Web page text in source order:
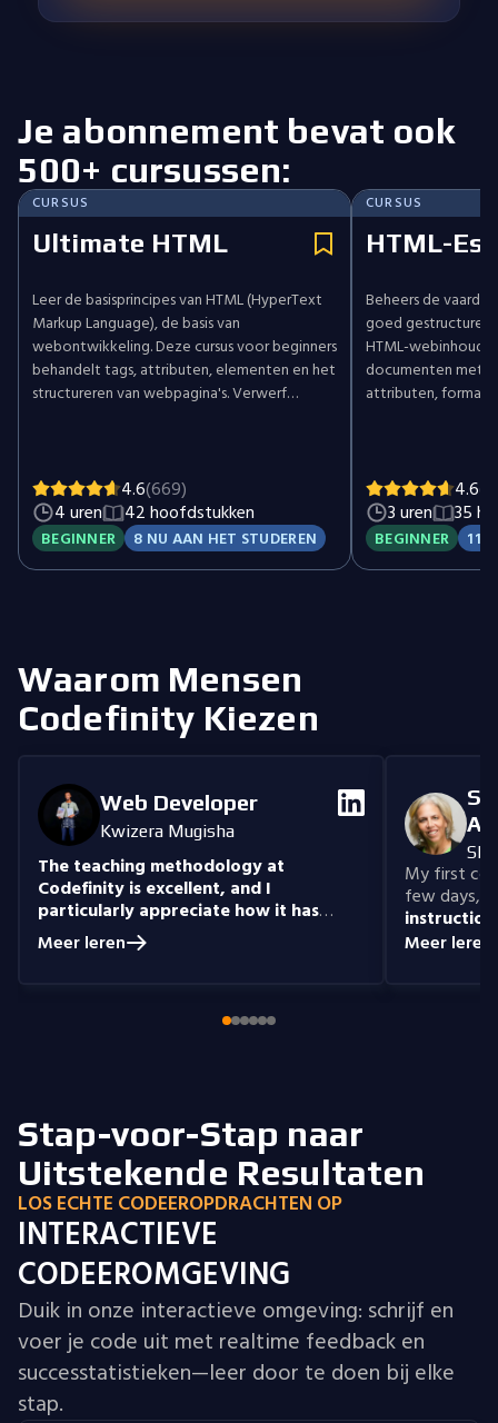
Je abonnement bevat ook
500+ cursussen:
CURSUS
Ultimate HTML
Leer de basisprincipes van HTML (HyperText
Markup Language), de basis van
webontwikkeling. Deze cursus voor beginners
behandelt tags, attributen, elementen en het
structureren van webpagina's. Verwerf
practices, optimalisatie en
webtoegankelijkheid. Begin je
webontwikkelingsreis met HTML.
4.6(669)
4 uren
42 hoofdstukken
BEGINNER 8 NU AAN HET STUDEREN
CURSUS
HTML-
Beheers de
goed
HTML-webinhoud
documenten met
attributen,
semantische
volledige,
4.6
3 uren
35
BEGINNER 11
Waarom Mensen
Codefinity Kiezen
Web Developer
Kwizera Mugisha
The teaching methodology at
Codefinity is excellent, and I
particularly appreciate how it has
prepared me to handle real-world
coding problems.
knowledge I have gained.
Meer leren
My first
few days,
Meer leren
Stap-voor-Stap naar
Uitstekende Resultaten
LOS ECHTE CODEEROPDRACHTEN OP
INTERACTIEVE
CODEEROMGEVING
Duik in onze interactieve omgeving: schrijf en
voer je code uit met realtime feedback en
successtatistieken—leer door te doen bij elke
stap.